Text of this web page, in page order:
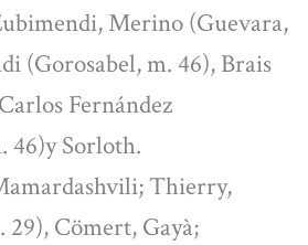
Merino (Guevara,
(Gorosabel, m. 46), Brais
Fernández
46)y Sorloth.
Thierry,
29), Cömert, Gayà;